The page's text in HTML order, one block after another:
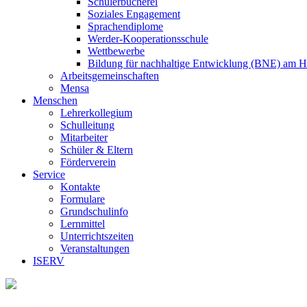
Soziales Engagement
Sprachendiplome
Werder-Kooperationsschule
Wettbewerbe
Bildung für nachhaltige Entwicklung (BNE) am
Arbeitsgemeinschaften
Mensa
Menschen
Lehrerkollegium
Schulleitung
Mitarbeiter
Schüler & Eltern
Förderverein
Service
Kontakte
Formulare
Grundschulinfo
Lernmittel
Unterrichtszeiten
Veranstaltungen
ISERV